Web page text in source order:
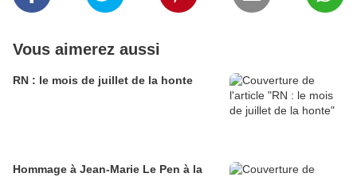
Vous aimerez aussi
RN : le mois de juillet de la honte
Hommage à Jean-Marie Le Pen à la